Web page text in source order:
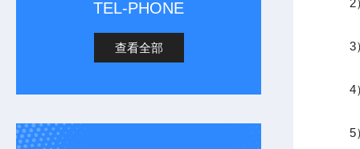
TEL-PHONE
查看全部
2）
3）
4）
5）